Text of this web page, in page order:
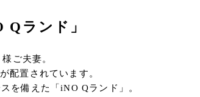
ランド」
ご夫妻。
配置されています。
を備えた「iNO Qランド」。